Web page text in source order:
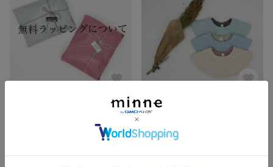
無料ラッピングについてのご案内
さくらんぼ柄のまんまるスタイ